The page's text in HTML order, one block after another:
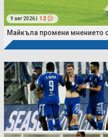
9 авг 2026 | 12
Майкъла промени мнението